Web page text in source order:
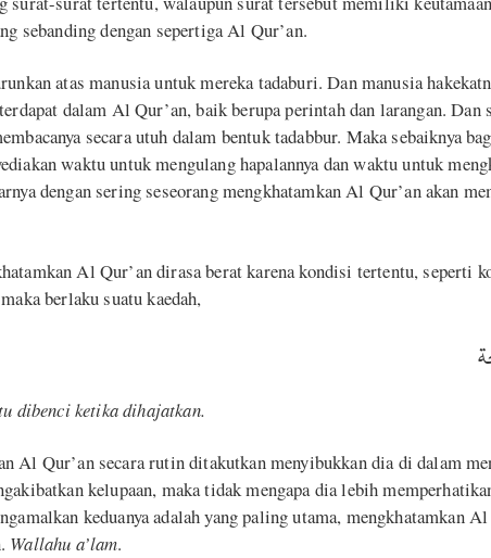
sebanding dengan sepertiga Al Qur’an.
atas manusia untuk mereka tadaburi. Dan manusia
dalam Al Qur’an, baik berupa perintah dan larangan. Dan
secara utuh dalam bentuk tadabbur. Maka sebaiknya
waktu untuk mengulang hapalannya dan waktu untuk
dengan sering seseorang mengkhatamkan Al Qur’an akan
Al Qur’an dirasa berat karena kondisi tertentu, seperti
berlaku suatu kaedah,
dibenci ketika dihajatkan.
Al Qur’an secara rutin ditakutkan menyibukkan dia di dalam
kelupaan, maka tidak mengapa dia lebih
keduanya adalah yang paling utama, mengkhatamkan
Wallahu a’lam.